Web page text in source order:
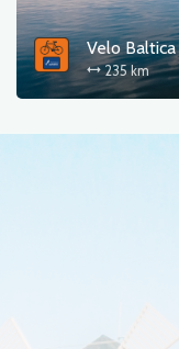
Velo Baltica
235 km